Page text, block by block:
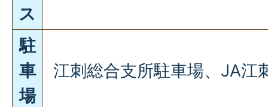
ス
駐
車
場
江刺総合支所駐車場、JA江